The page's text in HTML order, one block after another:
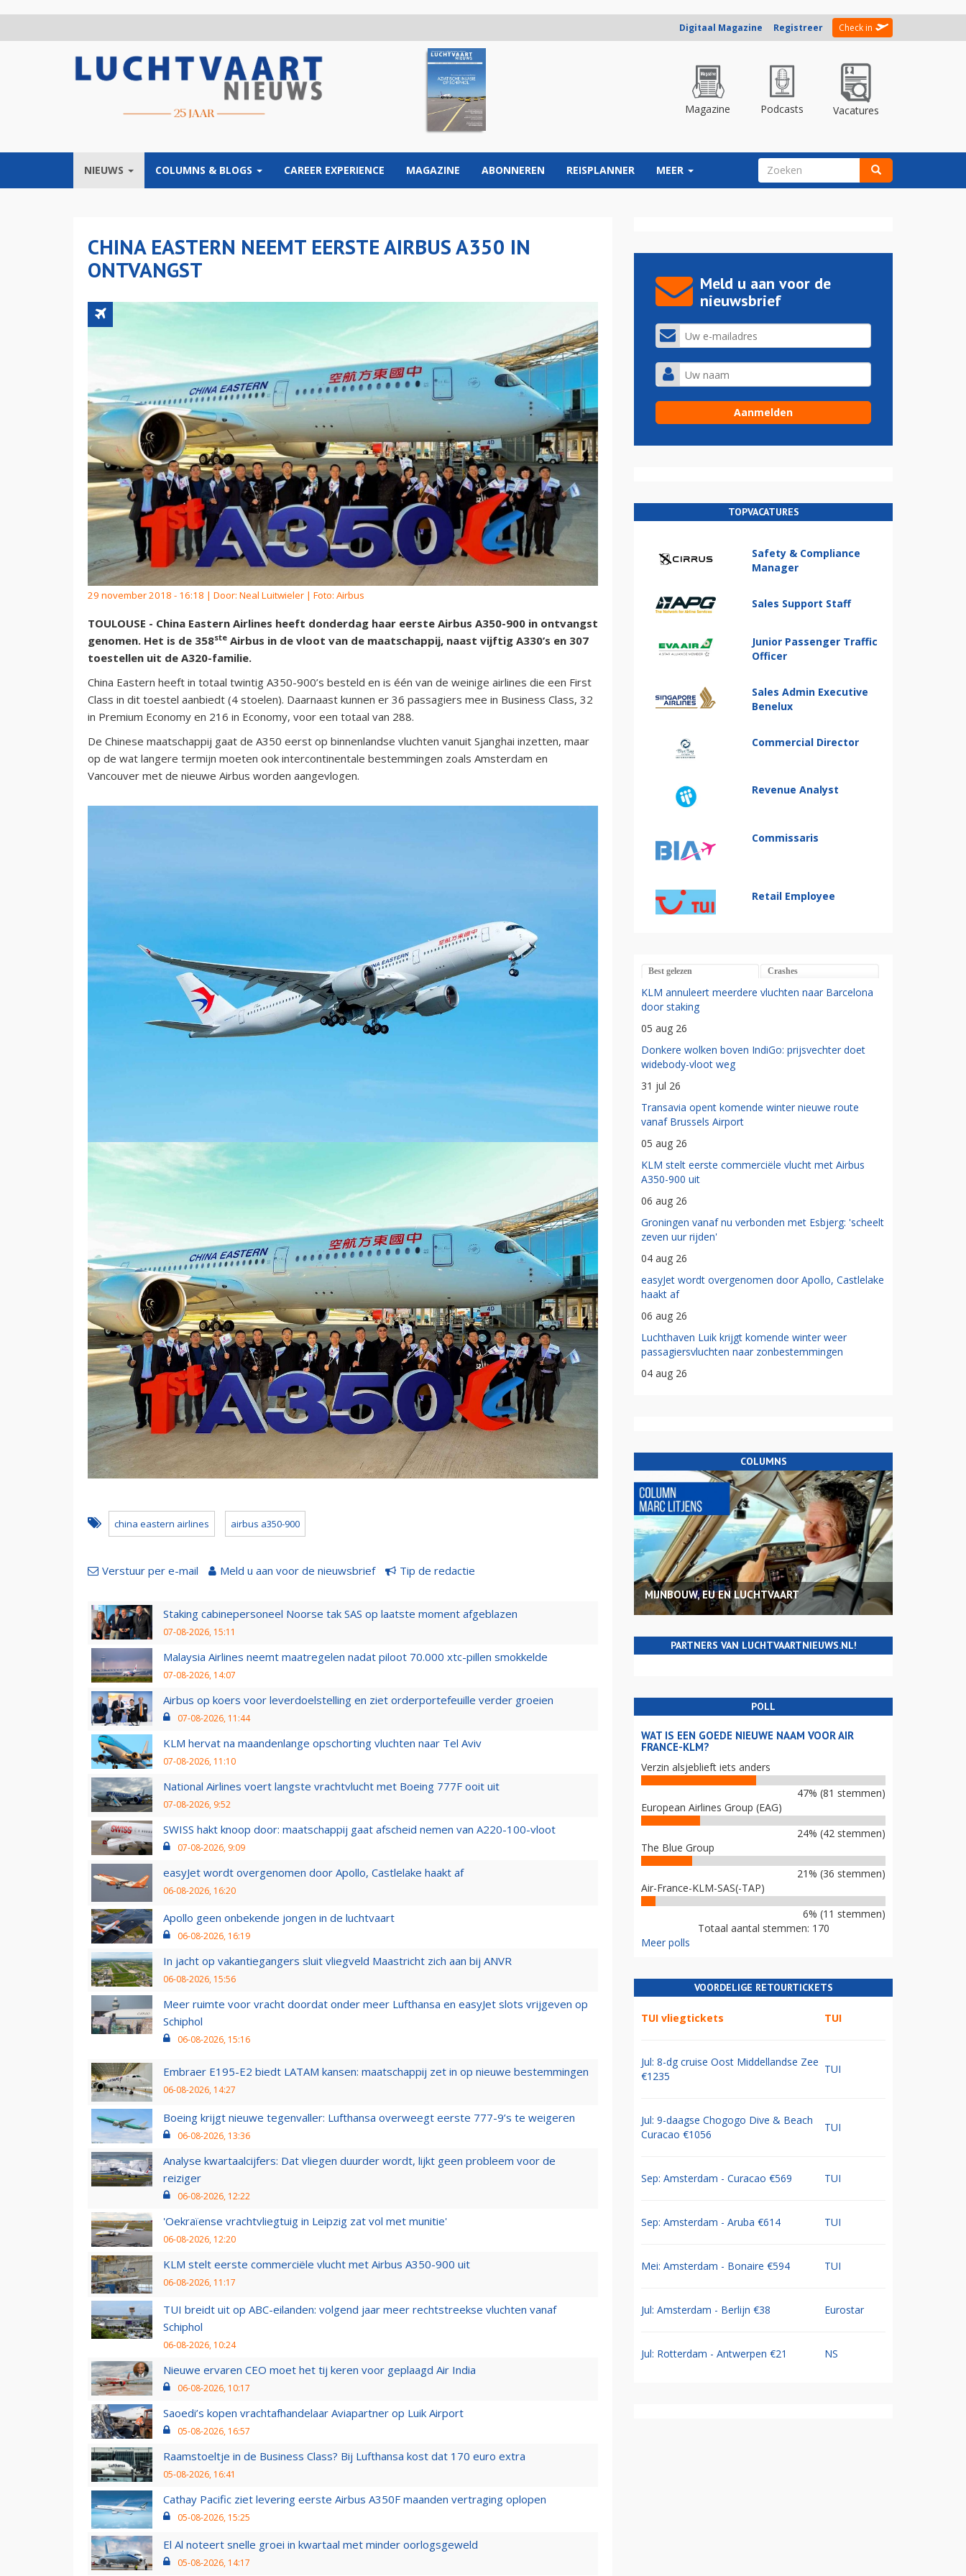
Digitaal Magazine Registreer Check in
Magazine Podcasts Vacatures
NIEUWS COLUMNS & BLOGS CAREER EXPERIENCE MAGAZINE ABONNEREN REISPLANNER MEER ZOEKVELD
CHINA EASTERN NEEMT EERSTE AIRBUS A350 IN
ONTVANGST
29 november 2018 - 16:18 | Door: Neal Luitwieler | Foto: Airbus
TOULOUSE - China Eastern Airlines heeft donderdag haar eerste Airbus A350-900 in ontvangst
genomen. Het is de 358ste Airbus in de vloot van de maatschappij, naast vijftig A330’s en 307
toestellen uit de A320-familie.
China Eastern heeft in totaal twintig A350-900’s besteld en is één van de weinige airlines die een First
Class in dit toestel aanbiedt (4 stoelen). Daarnaast kunnen er 36 passagiers mee in Business Class, 32
in Premium Economy en 216 in Economy, voor een totaal van 288.
De Chinese maatschappij gaat de A350 eerst op binnenlandse vluchten vanuit Sjanghai inzetten, maar
op de wat langere termijn moeten ook intercontinentale bestemmingen zoals Amsterdam en
Vancouver met de nieuwe Airbus worden aangevlogen.
china eastern airlines airbus a350-900
Verstuur per e-mail Meld u aan voor de nieuwsbrief Tip de redactie
Staking cabinepersoneel Noorse tak SAS op laatste moment afgeblazen
07-08-2026, 15:11
Malaysia Airlines neemt maatregelen nadat piloot 70.000 xtc-pillen smokkelde
07-08-2026, 14:07
Airbus op koers voor leverdoelstelling en ziet orderportefeuille verder groeien
07-08-2026, 11:44
KLM hervat na maandenlange opschorting vluchten naar Tel Aviv
07-08-2026, 11:10
National Airlines voert langste vrachtvlucht met Boeing 777F ooit uit
07-08-2026, 9:52
SWISS hakt knoop door: maatschappij gaat afscheid nemen van A220-100-vloot
07-08-2026, 9:09
easyJet wordt overgenomen door Apollo, Castlelake haakt af
06-08-2026, 16:20
Apollo geen onbekende jongen in de luchtvaart
06-08-2026, 16:19
In jacht op vakantiegangers sluit vliegveld Maastricht zich aan bij ANVR
06-08-2026, 15:56
Meer ruimte voor vracht doordat onder meer Lufthansa en easyJet slots vrijgeven op
Schiphol
06-08-2026, 15:16
Embraer E195-E2 biedt LATAM kansen: maatschappij zet in op nieuwe bestemmingen
06-08-2026, 14:27
Boeing krijgt nieuwe tegenvaller: Lufthansa overweegt eerste 777-9’s te weigeren
06-08-2026, 13:36
Analyse kwartaalcijfers: Dat vliegen duurder wordt, lijkt geen probleem voor de
reiziger
06-08-2026, 12:22
'Oekraïense vrachtvliegtuig in Leipzig zat vol met munitie'
06-08-2026, 12:20
KLM stelt eerste commerciële vlucht met Airbus A350-900 uit
06-08-2026, 11:17
TUI breidt uit op ABC-eilanden: volgend jaar meer rechtstreekse vluchten vanaf
Schiphol
06-08-2026, 10:24
Nieuwe ervaren CEO moet het tij keren voor geplaagd Air India
06-08-2026, 10:17
Saoedi’s kopen vrachtafhandelaar Aviapartner op Luik Airport
05-08-2026, 16:57
Raamstoeltje in de Business Class? Bij Lufthansa kost dat 170 euro extra
05-08-2026, 16:41
Cathay Pacific ziet levering eerste Airbus A350F maanden vertraging oplopen
05-08-2026, 15:25
El Al noteert snelle groei in kwartaal met minder oorlogsgeweld
05-08-2026, 14:17
Meld u aan voor de
nieuwsbrief
TOPVACATURES
Safety & Compliance
Manager
Sales Support Staff
Junior Passenger Traffic
Officer
Sales Admin Executive
Benelux
Commercial Director
Revenue Analyst
Commissaris
Retail Employee
Best gelezen Crashes
KLM annuleert meerdere vluchten naar Barcelona
door staking
05 aug 26
Donkere wolken boven IndiGo: prijsvechter doet
widebody-vloot weg
31 jul 26
Transavia opent komende winter nieuwe route
vanaf Brussels Airport
05 aug 26
KLM stelt eerste commerciële vlucht met Airbus
A350-900 uit
06 aug 26
Groningen vanaf nu verbonden met Esbjerg: 'scheelt
zeven uur rijden'
04 aug 26
easyJet wordt overgenomen door Apollo, Castlelake
haakt af
06 aug 26
Luchthaven Luik krijgt komende winter weer
passagiersvluchten naar zonbestemmingen
04 aug 26
COLUMNS
MIJNBOUW, EU EN LUCHTVAART
PARTNERS VAN LUCHTVAARTNIEUWS.NL!
POLL
WAT IS EEN GOEDE NIEUWE NAAM VOOR AIR
FRANCE-KLM?
Verzin alsjeblieft iets anders
47% (81 stemmen)
European Airlines Group (EAG)
24% (42 stemmen)
The Blue Group
21% (36 stemmen)
Air-France-KLM-SAS(-TAP)
6% (11 stemmen)
Totaal aantal stemmen: 170
Meer polls
VOORDELIGE RETOURTICKETS
TUI vliegtickets TUI
Jul: 8-dg cruise Oost Middellandse Zee
€1235
TUI
Jul: 9-daagse Chogogo Dive & Beach
Curacao €1056
TUI
Sep: Amsterdam - Curacao €569 TUI
Sep: Amsterdam - Aruba €614 TUI
Mei: Amsterdam - Bonaire €594 TUI
Jul: Amsterdam - Berlijn €38 Eurostar
Jul: Rotterdam - Antwerpen €21 NS